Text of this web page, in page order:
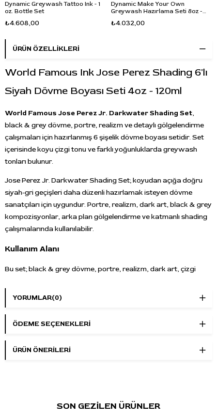
Dynamic Greywash Tattoo Ink - 1
oz. Bottle Set
₺4.608,00
Dynamic Make Your Own
Greywash Hazırlama Seti 8oz -
₺4.032,00
ÜRÜN ÖZELLIKLERI
World Famous Ink Jose Perez Shading 6'lı
Siyah Dövme Boyası Seti 4oz - 120ml
World Famous Jose Perez Jr. Darkwater Shading Set,
black & grey dövme, portre, realizm ve detaylı gölgelendirme
çalışmaları için hazırlanmış 6 şişelik dövme boyası setidir. Set
içerisinde koyu çizgi tonu ve farklı yoğunluklarda greywash
tonları bulunur.
Jose Perez Jr. Darkwater Shading Set; koyudan açığa doğru
siyah-gri geçişleri daha düzenli hazırlamak isteyen dövme
sanatçıları için uygundur. Portre, realizm, dark art, black & grey
kompozisyonlar, arka plan gölgelendirme ve katmanlı shading
çalışmalarında kullanılabilir.
Kullanım Alanı
Bu set; black & grey dövme, portre, realizm, dark art, çizgi
detaylı ton katmanlama çalışmalarında kullanılabilir. Deep Black
Marka:World Famous Tattoo Ink
Dark Greywash, Medium Greywash, Light Greywash,
Lightest Greywash
YORUMLAR(0)
ÖDEME SEÇENEKLERI
ÜRÜN ÖNERILERI
SON GEZİLEN ÜRÜNLER